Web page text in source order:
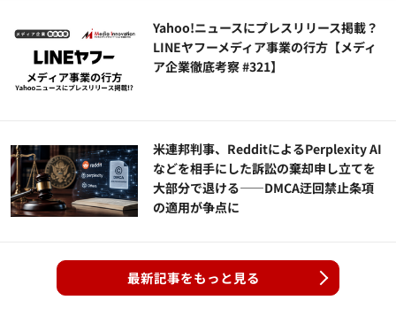
Yahoo!ニュースにプレスリリース掲載？
LINEヤフーメディア事業の行方【メディ
ア企業徹底考察 #321】
米連邦判事、RedditによるPerplexity AI
などを相手にした訴訟の棄却申し立てを
大部分で退ける——DMCA迂回禁止条項
の適用が争点に
最新記事をもっと見る